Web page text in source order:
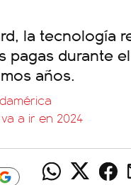
la tecnología
durante
años.
a ir en 2024